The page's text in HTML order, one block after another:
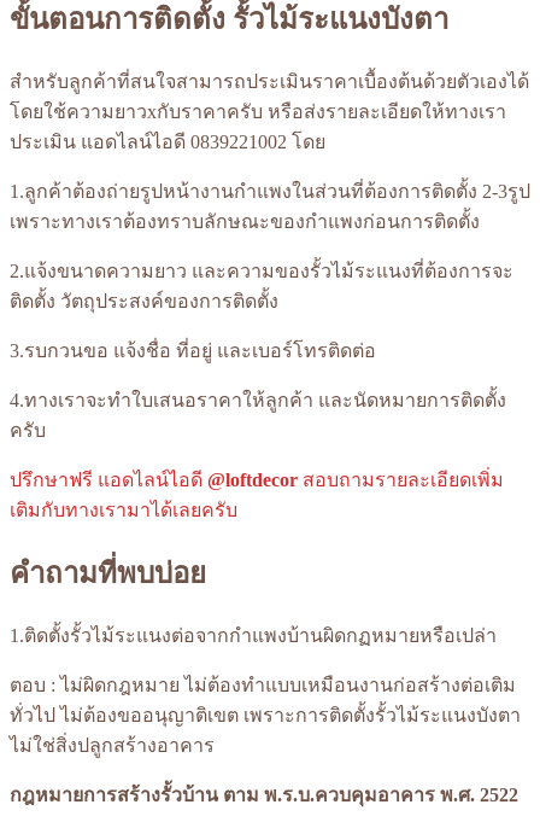
ขั้นตอนการติดตั้ง รั้วไม้ระแนงบังตา
สำหรับลูกค้าที่สนใจสามารถประเมินราคาเบื้องต้นด้วยตัวเองได้
โดยใช้ความยาวxกับราคาครับ หรือส่งรายละเอียดให้ทางเรา
ประเมิน แอดไลน์ไอดี 0839221002 โดย
1.ลูกค้าต้องถ่ายรูปหน้างานกำแพงในส่วนที่ต้องการติดตั้ง 2-3รูป
เพราะทางเราต้องทราบลักษณะของกำแพงก่อนการติดตั้ง
2.แจ้งขนาดความยาว และความของรั้วไม้ระแนงที่ต้องการจะ
ติดตั้ง วัตถุประสงค์ของการติดตั้ง
3.รบกวนขอ แจ้งชื่อ ที่อยู่ และเบอร์โทรติดต่อ
4.ทางเราจะทำใบเสนอราคาให้ลูกค้า และนัดหมายการติดตั้ง
ครับ
ปรึกษาฟรี แอดไลน์ไอดี @loftdecor สอบถามรายละเอียดเพิ่ม
เติมกับทางเรามาได้เลยครับ
คำถามที่พบบ่อย
1.ติดตั้งรั้วไม้ระแนงต่อจากกำแพงบ้านผิดกฏหมายหรือเปล่า
ตอบ : ไม่ผิดกฎหมาย ไม่ต้องทำแบบเหมือนงานก่อสร้างต่อเติม
ทั่วไป ไม่ต้องขออนุญาติเขต เพราะการติดตั้งรั้วไม้ระแนงบังตา
ไม่ใช่สิ่งปลูกสร้างอาคาร
กฎหมายการสร้างรั้วบ้าน ตาม พ.ร.บ.ควบคุมอาคาร พ.ศ. 2522